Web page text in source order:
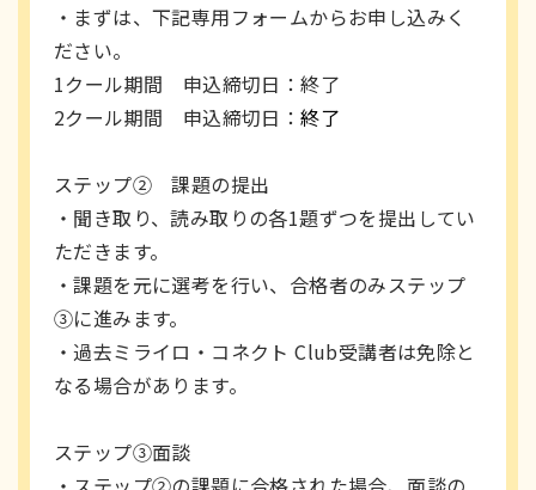
・まずは、下記専用フォームからお申し込みく
ださい。
1クール期間 申込締切日：終了
2クール期間 申込締切日：終了
ステップ② 課題の提出
・聞き取り、読み取りの各1題ずつを提出してい
ただきます。
・課題を元に選考を行い、合格者のみステップ
③に進みます。
・過去ミライロ・コネクト Club受講者は免除と
なる場合があります。
ステップ③面談